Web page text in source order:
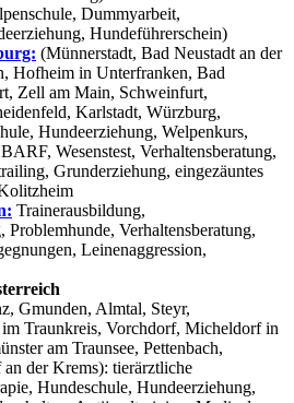
Dummyarbeit,
Hundeführerschein)
(Münnerstadt, Bad Neustadt an der
Hofheim in Unterfranken, Bad
Zell am Main, Schweinfurt,
Karlstadt, Würzburg,
Hundeerziehung, Welpenkurs,
Wesenstest, Verhaltensberatung,
Grunderziehung, eingezäuntes
Trainerausbildung,
Verhaltensberatung,
Leinenaggression,
Gmunden, Almtal, Steyr,
Traunkreis, Vorchdorf, Micheldorf in
am Traunsee, Pettenbach,
der Krems): tierärztliche
Hundeschule, Hundeerziehung,